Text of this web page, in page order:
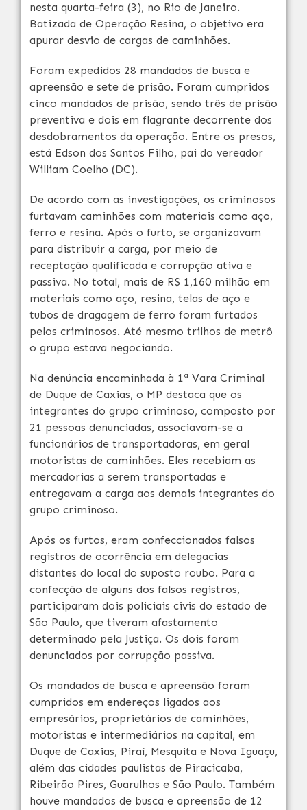
nesta quarta-feira (3), no Rio de Janeiro.
Batizada de Operação Resina, o objetivo era
apurar desvio de cargas de caminhões.
Foram expedidos 28 mandados de busca e
apreensão e sete de prisão. Foram cumpridos
cinco mandados de prisão, sendo três de prisão
preventiva e dois em flagrante decorrente dos
desdobramentos da operação. Entre os presos,
está Edson dos Santos Filho, pai do vereador
William Coelho (DC).
De acordo com as investigações, os criminosos
furtavam caminhões com materiais como aço,
ferro e resina. Após o furto, se organizavam
para distribuir a carga, por meio de
receptação qualificada e corrupção ativa e
passiva. No total, mais de R$ 1,160 milhão em
materiais como aço, resina, telas de aço e
tubos de dragagem de ferro foram furtados
pelos criminosos. Até mesmo trilhos de metrô
o grupo estava negociando.
Na denúncia encaminhada à 1ª Vara Criminal
de Duque de Caxias, o MP destaca que os
integrantes do grupo criminoso, composto por
21 pessoas denunciadas, associavam-se a
funcionários de transportadoras, em geral
motoristas de caminhões. Eles recebiam as
mercadorias a serem transportadas e
entregavam a carga aos demais integrantes do
grupo criminoso.
Após os furtos, eram confeccionados falsos
registros de ocorrência em delegacias
distantes do local do suposto roubo. Para a
confecção de alguns dos falsos registros,
participaram dois policiais civis do estado de
São Paulo, que tiveram afastamento
determinado pela Justiça. Os dois foram
denunciados por corrupção passiva.
Os mandados de busca e apreensão foram
cumpridos em endereços ligados aos
empresários, proprietários de caminhões,
motoristas e intermediários na capital, em
Duque de Caxias, Piraí, Mesquita e Nova Iguaçu,
além das cidades paulistas de Piracicaba,
Ribeirão Pires, Guarulhos e São Paulo. Também
houve mandados de busca e apreensão de 12